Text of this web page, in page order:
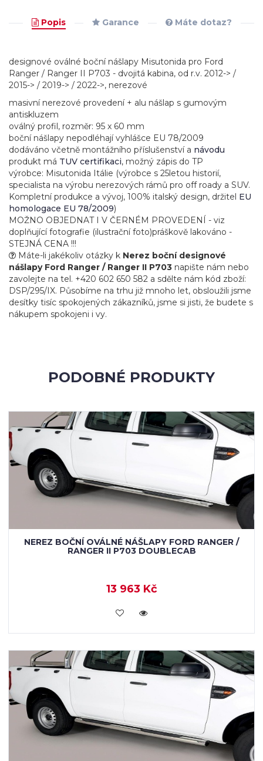
Popis Garance Máte dotaz?
designové oválné boční nášlapy Misutonida pro Ford
Ranger / Ranger II P703 - dvojitá kabina, od r.v. 2012-> /
2015-> / 2019-> / 2022->, nerezové
masivní nerezové provedení + alu nášlap s gumovým
antiskluzem
oválný profil, rozměr: 95 x 60 mm
boční nášlapy nepodléhají vyhlášce EU 78/2009
dodáváno včetně montážního příslušenství a návodu
produkt má TUV certifikaci, možný zápis do TP
výrobce: Misutonida Itálie (výrobce s 25letou historií,
specialista na výrobu nerezových rámů pro off roady a SUV.
Kompletní produkce a vývoj, 100% italský design, držitel EU
homologace EU 78/2009)
MOŽNO OBJEDNAT I V ČERNÉM PROVEDENÍ - viz
doplňující fotografie (ilustrační foto)práškově lakováno -
STEJNÁ CENA !!!
Máte-li jakékoliv otázky k Nerez boční designové
nášlapy Ford Ranger / Ranger II P703 napište nám nebo
zavolejte na tel. +420 602 650 582 a sdělte nám kód zboží:
DSP/295/IX. Působíme na trhu již mnoho let, obsloužili jsme
desítky tisíc spokojených zákazníků, jsme si jisti, že budete s
nákupem spokojeni i vy.
PODOBNÉ PRODUKTY
NEREZ BOČNÍ OVÁLNÉ NÁŠLAPY FORD RANGER /
RANGER II P703 DOUBLECAB
13 963 Kč
KOUPIT